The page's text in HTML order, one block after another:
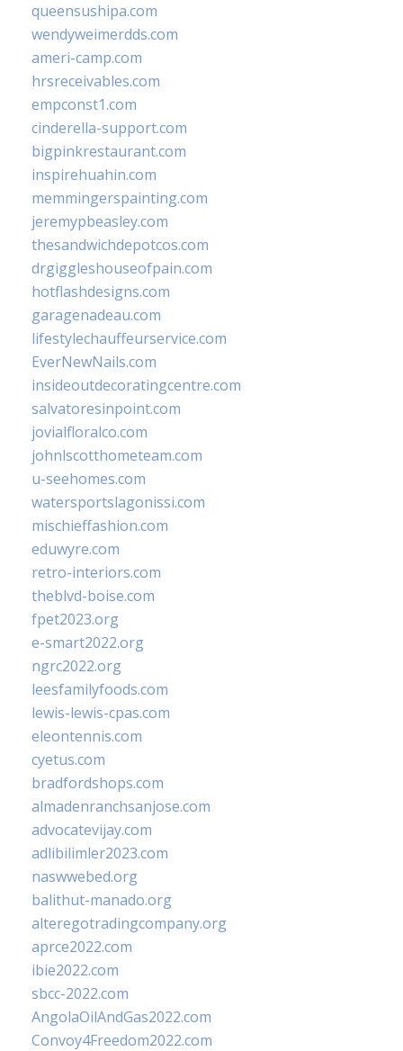
queensushipa.com
wendyweimerdds.com
ameri-camp.com
hrsreceivables.com
empconst1.com
cinderella-support.com
bigpinkrestaurant.com
inspirehuahin.com
memmingerspainting.com
jeremypbeasley.com
thesandwichdepotcos.com
drgiggleshouseofpain.com
hotflashdesigns.com
garagenadeau.com
lifestylechauffeurservice.com
EverNewNails.com
insideoutdecoratingcentre.com
salvatoresinpoint.com
jovialfloralco.com
johnlscotthometeam.com
u-seehomes.com
watersportslagonissi.com
mischieffashion.com
eduwyre.com
retro-interiors.com
theblvd-boise.com
fpet2023.org
e-smart2022.org
ngrc2022.org
leesfamilyfoods.com
lewis-lewis-cpas.com
eleontennis.com
cyetus.com
bradfordshops.com
almadenranchsanjose.com
advocatevijay.com
adlibilimler2023.com
naswwebed.org
balithut-manado.org
alteregotradingcompany.org
aprce2022.com
ibie2022.com
sbcc-2022.com
AngolaOilAndGas2022.com
Convoy4Freedom2022.com